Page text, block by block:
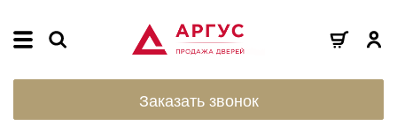
Заказать звонок